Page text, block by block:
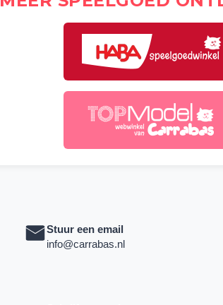
Stuur een email
info@carrabas.nl